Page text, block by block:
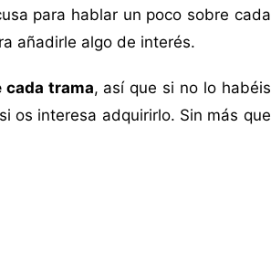
para hablar un poco sobre cada
añadirle algo de interés.
cada trama, así que si no lo habéis
os interesa adquirirlo. Sin más que